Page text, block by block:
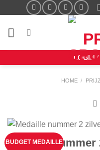
inhoud
LOGIN
HOME /
BUDGET MEDAILLE
Medaille nummer